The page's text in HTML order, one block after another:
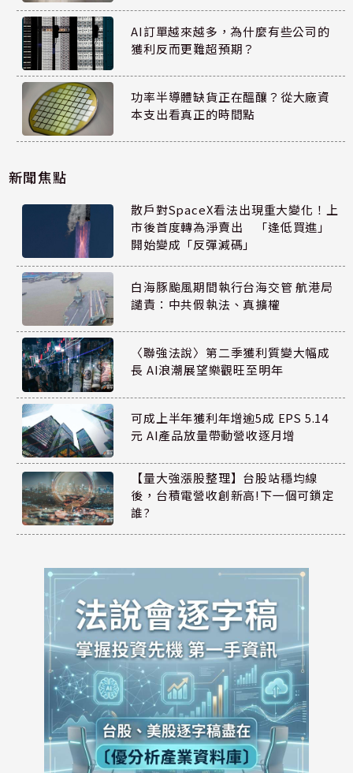
AI訂單越來越多，為什麼有些公司的
獲利反而更難超預期？
功率半導體缺貨正在醞釀？從大廠資
本支出看真正的時間點
新聞焦點
散戶對SpaceX看法出現重大變化！上
市後首度轉為淨賣出 「逢低買進」
開始變成「反彈減碼」
白海豚颱風期間執行台海交管 航港局
譴責：中共假執法、真擴權
〈聯強法說〉第二季獲利質變大幅成
長 AI浪潮展望樂觀旺至明年
可成上半年獲利年增逾5成 EPS 5.14
元 AI產品放量帶動營收逐月增
【量大強漲股整理】台股站穩均線
後，台積電營收創新高!下一個可鎖定
誰?